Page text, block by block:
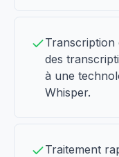
Transcription
des
à une
Whisper.
Traitement